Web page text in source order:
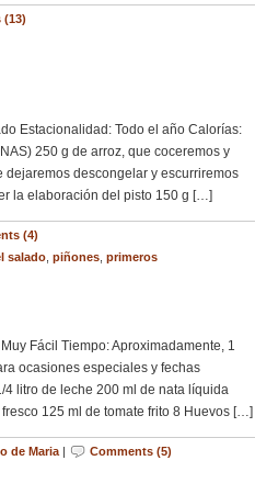
(13)
Estacionalidad: Todo el año Calorías:
250 g de arroz, que coceremos y
descongelar y escurriremos
la elaboración del pisto 150 g […]
(4)
salado piñones primeros
Fácil Tiempo: Aproximadamente, 1
ocasiones especiales y fechas
4 litro de leche 200 ml de nata líquida
125 ml de tomate frito 8 Huevos […]
de Maria |
Comments (5)